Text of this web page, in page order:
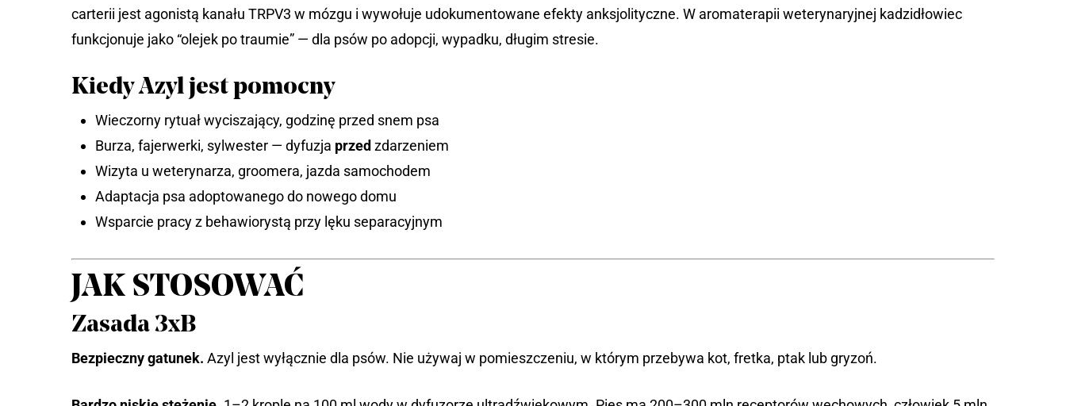
carterii jest agonistą kanału TRPV3 w mózgu i wywołuje udokumentowane efekty anksjolityczne. W aromaterapii weterynaryjnej kadzidłowiec
funkcjonuje jako “olejek po traumie” — dla psów po adopcji, wypadku, długim stresie.
Kiedy Azyl jest pomocny
Wieczorny rytuał wyciszający, godzinę przed snem psa
Burza, fajerwerki, sylwester — dyfuzja przed zdarzeniem
Wizyta u weterynarza, groomera, jazda samochodem
Adaptacja psa adoptowanego do nowego domu
Wsparcie pracy z behawiorystą przy lęku separacyjnym
JAK STOSOWAĆ
Zasada 3xB
Bezpieczny gatunek. Azyl jest wyłącznie dla psów. Nie używaj w pomieszczeniu, w którym przebywa kot, fretka, ptak lub gryzoń.